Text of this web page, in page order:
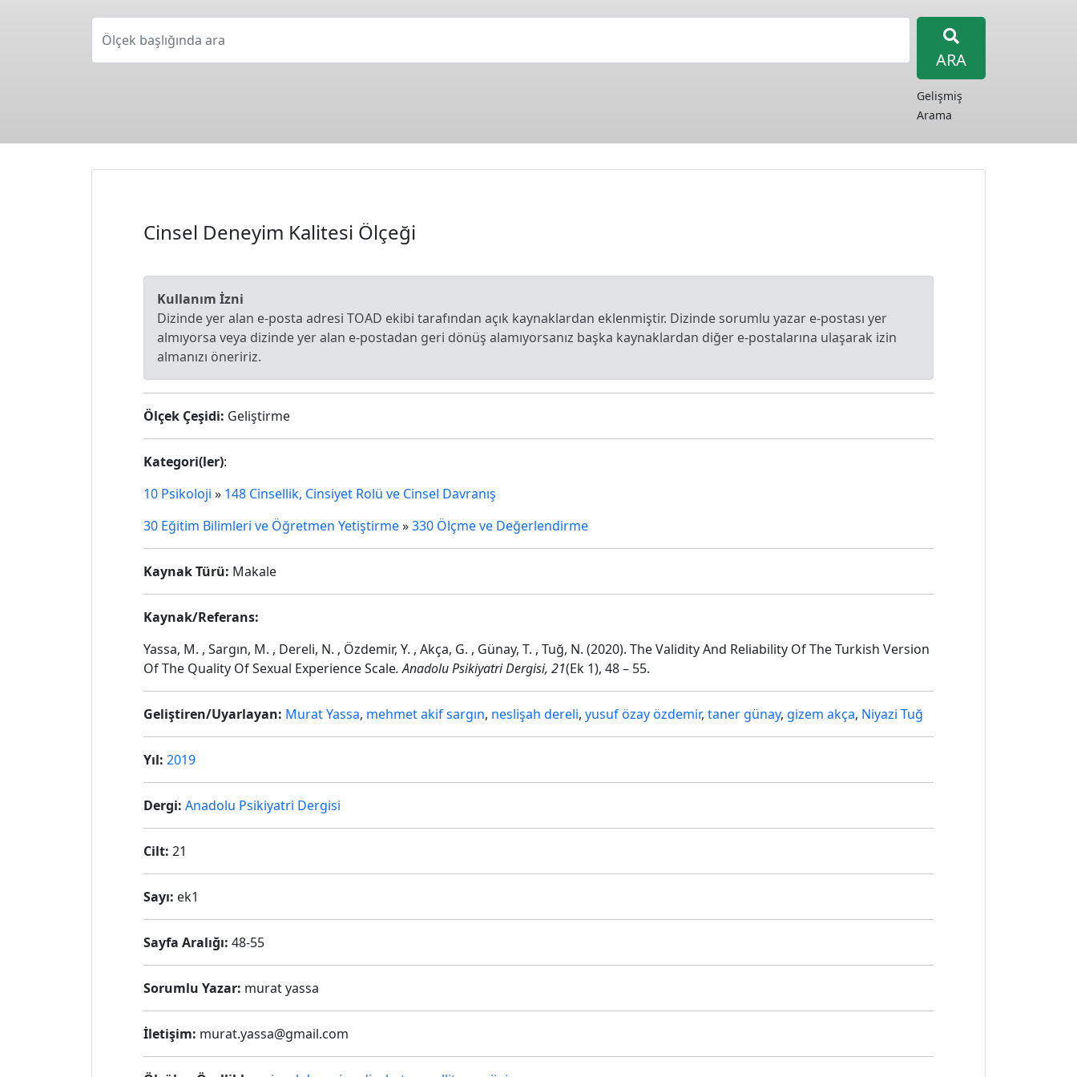
Ölçek başlığında ara
ARA
Gelişmiş
Arama
Cinsel Deneyim Kalitesi Ölçeği
Kullanım İzni
Dizinde yer alan e-posta adresi TOAD ekibi tarafından açık kaynaklardan eklenmiştir. Dizinde sorumlu yazar e-postası yer
almıyorsa veya dizinde yer alan e-postadan geri dönüş alamıyorsanız başka kaynaklardan diğer e-postalarına ulaşarak izin
almanızı öneririz.
Ölçek Çeşidi: Geliştirme
Kategori(ler):
10 Psikoloji » 148 Cinsellik, Cinsiyet Rolü ve Cinsel Davranış
30 Eğitim Bilimleri ve Öğretmen Yetiştirme»330 Ölçme ve Değerlendirme
Kaynak Türü: Makale
Kaynak/Referans:
Yassa, M. , Sargın, M. , Dereli, N. , Özdemir, Y. , Akça, G. , Günay, T. , Tuğ, N. (2020). The Validity And Reliability Of The Turkish Version
Of The Quality Of Sexual Experience Scale. Anadolu Psikiyatri Dergisi, 21(Ek 1), 48 – 55.
Geliştiren/Uyarlayan: Murat Yassa, mehmet akif sargın, neslişah dereli, yusuf özay özdemir, taner günay, gizem akça, Niyazi Tuğ
Yıl: 2019
Dergi: Anadolu Psikiyatri Dergisi
Cilt: 21
Sayı: ek1
Sayfa Aralığı: 48-55
Sorumlu Yazar: murat yassa
İletişim: murat.yassa@gmail.com